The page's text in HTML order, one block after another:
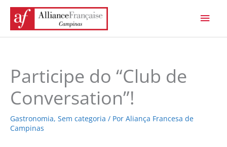
para
Participe do “Club de
Conversation”!
Gastronomia, Sem categoria / Por Aliança Francesa de
Campinas